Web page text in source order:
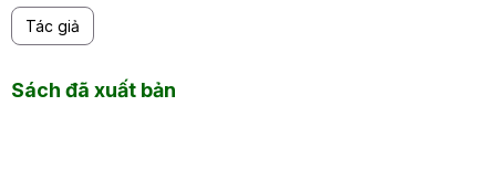
Tác giả
Sách đã xuất bản